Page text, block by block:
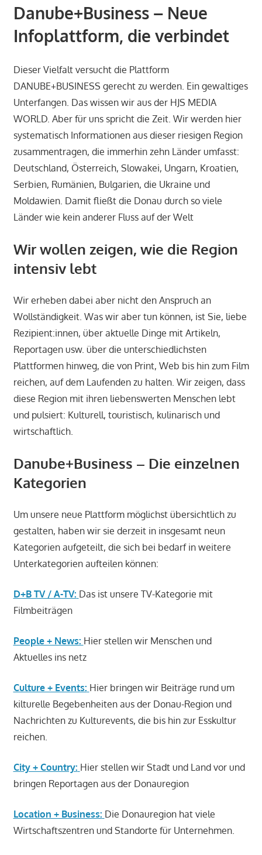
Danube+Business – Neue
Infoplattform, die verbindet
Dieser Vielfalt versucht die Plattform
DANUBE+BUSINESS gerecht zu werden. Ein gewaltiges
Unterfangen. Das wissen wir aus der HJS MEDIA
WORLD. Aber für uns spricht die Zeit. Wir werden hier
systematisch Informationen aus dieser riesigen Region
zusammentragen, die immerhin zehn Länder umfasst:
Deutschland, Österreich, Slowakei, Ungarn, Kroatien,
Serbien, Rumänien, Bulgarien, die Ukraine und
Moldawien. Damit fließt die Donau durch so viele
Länder wie kein anderer Fluss auf der Welt
Wir wollen zeigen, wie die Region
intensiv lebt
Wir erheben dabei aber nicht den Anspruch an
Wollständigkeit. Was wir aber tun können, ist Sie, liebe
Rezipient:innen, über aktuelle Dinge mit Artikeln,
Reportagen usw. über die unterschiedlichsten
Plattformen hinweg, die von Print, Web bis hin zum Film
reichen, auf dem Laufenden zu halten. Wir zeigen, dass
diese Region mit ihren liebenswerten Menschen lebt
und pulsiert: Kulturell, touristisch, kulinarisch und
wirtschaftlich.
Danube+Business – Die einzelnen
Kategorien
Um unsere neue Plattform möglichst übersichtlich zu
gestalten, haben wir sie derzeit in insgesamt neun
Kategorien aufgeteilt, die sich bei bedarf in weitere
Unterkategorien aufteilen können:
D+B TV / A-TV: Das ist unsere TV-Kategorie mit
Filmbeiträgen
People + News: Hier stellen wir Menschen und
Aktuelles ins netz
Culture + Events: Hier bringen wir Beiträge rund um
kilturelle Begebenheiten aus der Donau-Region und
Nachrichten zu Kulturevents, die bis hin zur Esskultur
reichen.
City + Country: Hier stellen wir Stadt und Land vor und
bringen Reportagen aus der Donauregion
Location + Business: Die Donauregion hat viele
Wirtschaftszentren und Standorte für Unternehmen.